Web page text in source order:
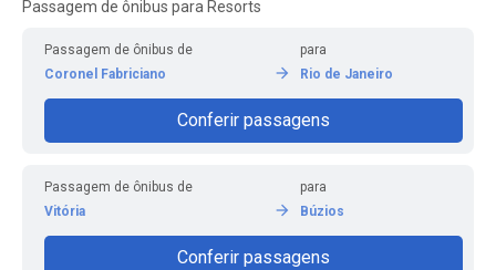
Passagem de ônibus para Resorts
Passagem de ônibus de
Coronel Fabriciano
para
Rio de Janeiro
Conferir passagens
Passagem de ônibus de
Vitória
para
Búzios
Conferir passagens